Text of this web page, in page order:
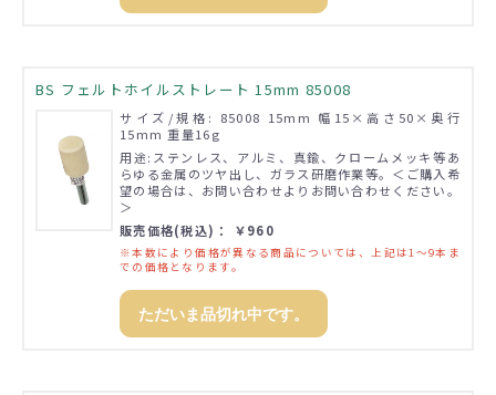
BS フェルトホイルストレート 15mm 85008
サイズ/規格: 85008 15mm 幅15×高さ50×奥行
15mm 重量16g
用途:ステンレス、アルミ、真鍮、クロームメッキ等あ
らゆる金属のツヤ出し、ガラス研磨作業等。＜ご購入希
望の場合は、お問い合わせよりお問い合わせください。
＞
販売価格(税込)： ￥960
※本数により価格が異なる商品については、上記は1～9本ま
での価格となります。
ただいま品切れ中です。